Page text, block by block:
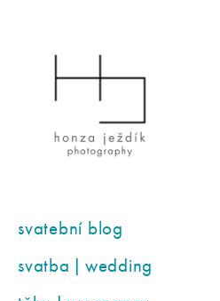
svatební blog
svatba | wedding